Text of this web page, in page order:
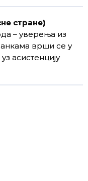
стране)
– уверења из
врши се у
асистенцију